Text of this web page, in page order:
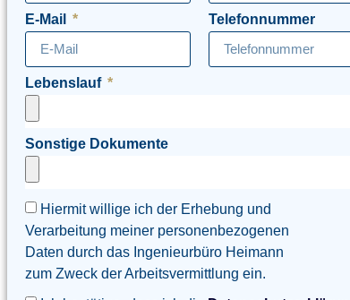
E-Mail Telefonnummer
Lebenslauf
Sonstige Dokumente
Hiermit willige ich der Erhebung und
Verarbeitung meiner personenbezogenen
Daten durch das Ingenieurbüro Heimann
zum Zweck der Arbeitsvermittlung ein.